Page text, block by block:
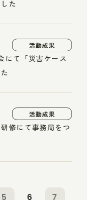
た
活動成果
にて「災害ケース
活動成果
修にて事務局をつ
5 6 7